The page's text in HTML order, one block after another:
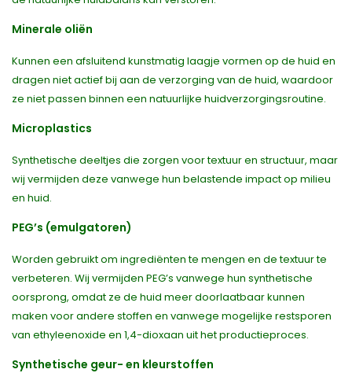
Minerale oliën
Kunnen een afsluitend kunstmatig laagje vormen op de huid en
dragen niet actief bij aan de verzorging van de huid, waardoor
ze niet passen binnen een natuurlijke huidverzorgingsroutine.
Microplastics
Synthetische deeltjes die zorgen voor textuur en structuur, maar
wij vermijden deze vanwege hun belastende impact op milieu
en huid.
PEG’s (emulgatoren)
Worden gebruikt om ingrediënten te mengen en de textuur te
verbeteren. Wij vermijden PEG’s vanwege hun synthetische
oorsprong, omdat ze de huid meer doorlaatbaar kunnen
maken voor andere stoffen en vanwege mogelijke restsporen
van ethyleenoxide en 1,4-dioxaan uit het productieproces.
Synthetische geur- en kleurstoffen